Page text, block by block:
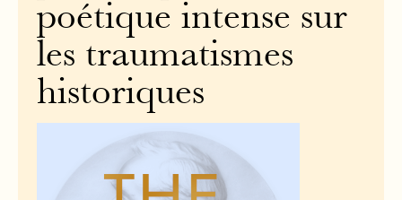
poétique intense sur
les traumatismes
historiques